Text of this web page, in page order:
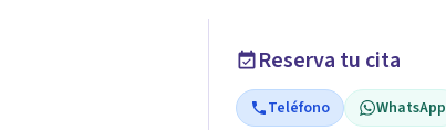
Reserva tu cita
Teléfono WhatsApp